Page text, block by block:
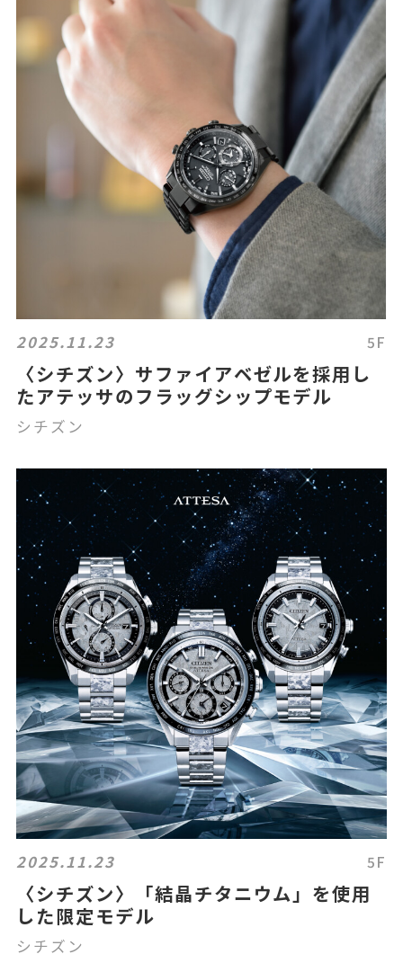
2025.11.23 5F
〈シチズン〉サファイアベゼルを採用し
たアテッサのフラッグシップモデル
シチズン
2025.11.23 5F
〈シチズン〉「結晶チタニウム」を使用
した限定モデル
シチズン